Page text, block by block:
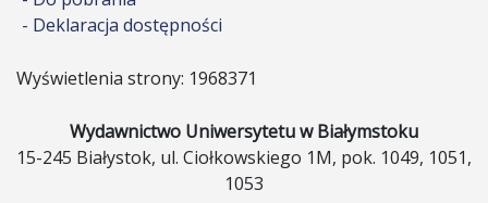
- Deklaracja dostępności
Wyświetlenia strony: 1968371
Wydawnictwo Uniwersytetu w Białymstoku
15-245 Białystok, ul. Ciołkowskiego 1M, pok. 1049, 1051,
1053